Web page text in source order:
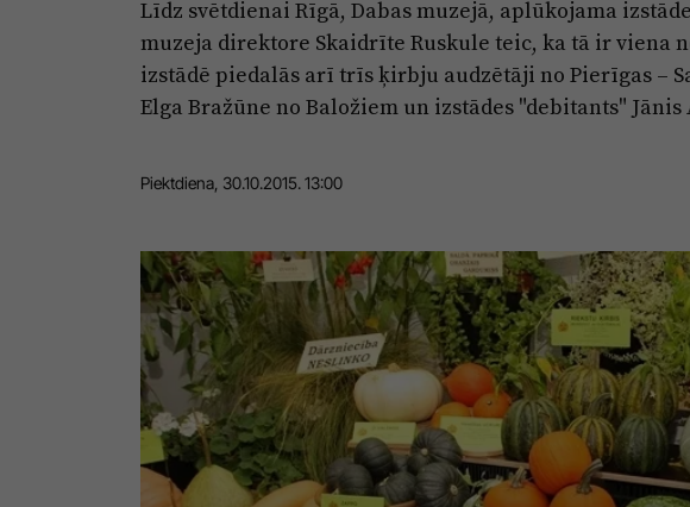
Līdz svētdienai Rīgā, Dabas muzejā, aplūkojama
muzeja direktore Skaidrīte Ruskule teic, ka tā ir viena
izstādē piedalās arī trīs ķirbju audzētāji no Pierīgas –
Elga Bražūne no Baložiem un izstādes "debitants"
Piektdiena, 30.10.2015. 13:00